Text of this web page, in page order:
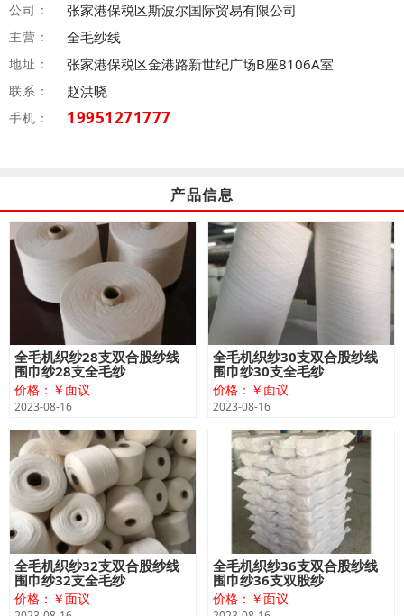
公司： 张家港保税区斯波尔国际贸易有限公司
主营： 全毛纱线
地址： 张家港保税区金港路新世纪广场B座8106A室
联系： 赵洪晓
手机： 19951271777
产品信息
全毛机织纱28支双合股纱线
围巾纱28支全毛纱
价格：￥面议
2023-08-16
全毛机织纱30支双合股纱线
围巾纱30支全毛纱
价格：￥面议
2023-08-16
全毛机织纱32支双合股纱线
围巾纱32支全毛纱
价格：￥面议
全毛机织纱36支双合股纱线
围巾纱36支双股纱
价格：￥面议